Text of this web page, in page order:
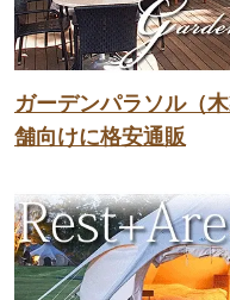
ガーデンパラソル（
舗向けに格安通販